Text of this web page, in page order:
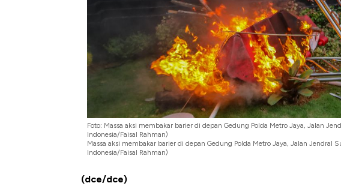
Foto: Massa aksi membakar barier di depan Gedung Polda Metro Jaya, Jalan
Indonesia/Faisal Rahman)
Massa aksi membakar barier di depan Gedung Polda Metro Jaya, Jalan
Indonesia/Faisal Rahman)
(dce/dce)
Tembaga Terbang ke Zona Berbahaya